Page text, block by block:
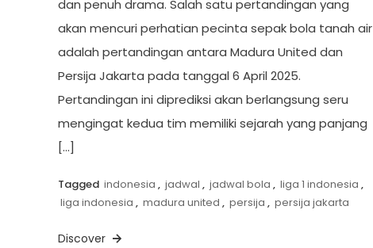
dan penuh drama. Salah satu pertandingan yang
akan mencuri perhatian pecinta sepak bola tanah air
adalah pertandingan antara Madura United dan
Persija Jakarta pada tanggal 6 April 2025.
Pertandingan ini diprediksi akan berlangsung seru
mengingat kedua tim memiliki sejarah yang panjang
[…]
Tagged indonesia , jadwal , jadwal bola , liga 1 indonesia ,
liga indonesia , madura united , persija , persija jakarta
Discover